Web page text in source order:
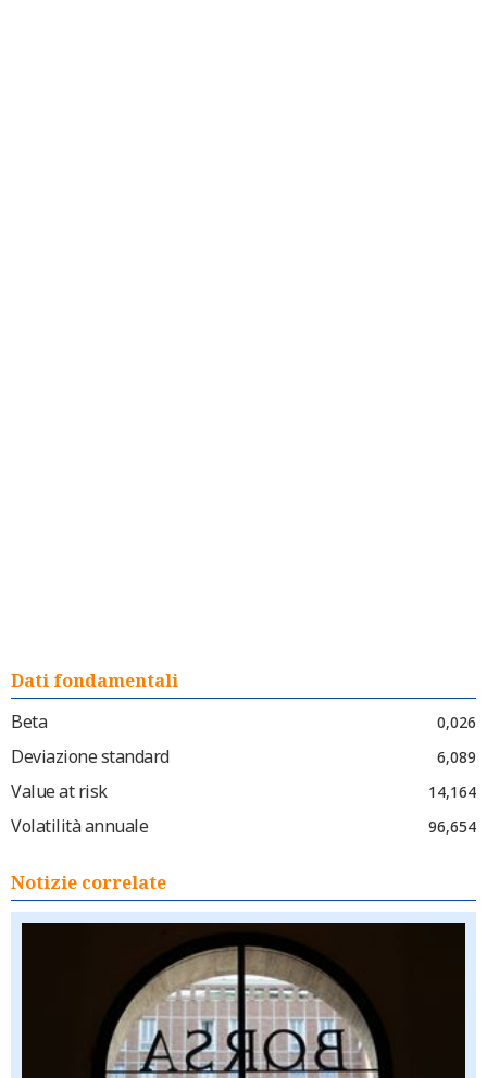
Dati fondamentali
Beta
0,026
Deviazione standard 6,089
Value at risk 14,164
Volatilità annuale 96,654
Notizie correlate